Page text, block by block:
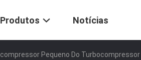
Produtos Notícias
Pequeno Do Turbocompressor